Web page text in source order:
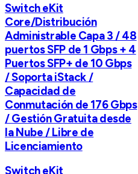
Switch eKit
Core/Distribución
Administrable Capa 3 / 48
puertos SFP de 1 Gbps + 4
Puertos SFP+ de 10 Gbps
/ Soporta iStack /
Capacidad de
Conmutación de 176 Gbps
/ Gestión Gratuita desde
la Nube / Libre de
Licenciamiento
Switch eKit